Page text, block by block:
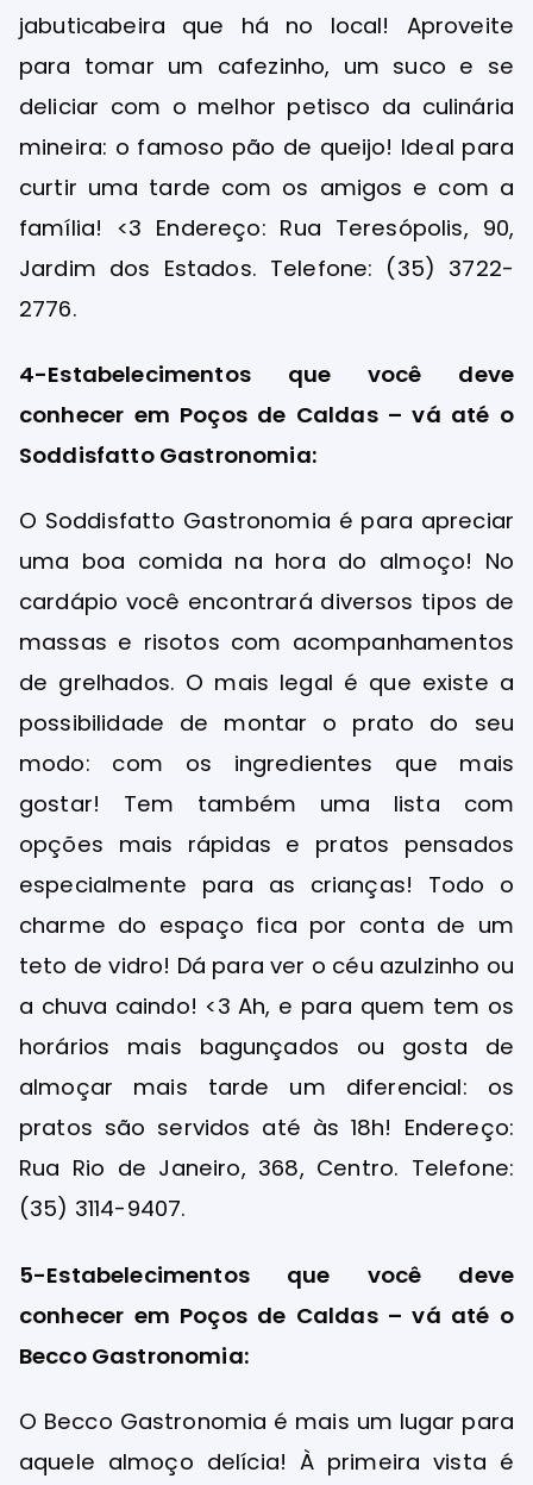
jabuticabeira que há no local! Aproveite
para tomar um cafezinho, um suco e se
deliciar com o melhor petisco da culinária
mineira: o famoso pão de queijo! Ideal para
curtir uma tarde com os amigos e com a
família! <3 Endereço: Rua Teresópolis, 90,
Jardim dos Estados. Telefone: (35) 3722-
2776.
4-Estabelecimentos que você deve
conhecer em Poços de Caldas – vá até o
Soddisfatto Gastronomia:
O Soddisfatto Gastronomia é para apreciar
uma boa comida na hora do almoço! No
cardápio você encontrará diversos tipos de
massas e risotos com acompanhamentos
de grelhados. O mais legal é que existe a
possibilidade de montar o prato do seu
modo: com os ingredientes que mais
gostar! Tem também uma lista com
opções mais rápidas e pratos pensados
especialmente para as crianças! Todo o
charme do espaço fica por conta de um
teto de vidro! Dá para ver o céu azulzinho ou
a chuva caindo! <3 Ah, e para quem tem os
horários mais bagunçados ou gosta de
almoçar mais tarde um diferencial: os
pratos são servidos até às 18h! Endereço:
Rua Rio de Janeiro, 368, Centro. Telefone:
(35) 3114-9407.
5-Estabelecimentos que você deve
conhecer em Poços de Caldas – vá até o
Becco Gastronomia:
O Becco Gastronomia é mais um lugar para
aquele almoço delícia! À primeira vista é